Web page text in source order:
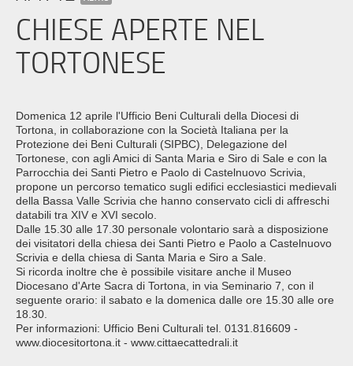
EVENTS
CONTACTS
PRESS
CHIESE APERTE NEL
TORTONESE
Domenica 12 aprile l'Ufficio Beni Culturali della Diocesi di
Tortona, in collaborazione con la Società Italiana per la
Protezione dei Beni Culturali (SIPBC), Delegazione del
Tortonese, con agli Amici di Santa Maria e Siro di Sale e con la
Parrocchia dei Santi Pietro e Paolo di Castelnuovo Scrivia,
propone un percorso tematico sugli edifici ecclesiastici medievali
della Bassa Valle Scrivia che hanno conservato cicli di affreschi
databili tra XIV e XVI secolo.
Dalle 15.30 alle 17.30 personale volontario sarà a disposizione
dei visitatori della chiesa dei Santi Pietro e Paolo a Castelnuovo
Scrivia e della chiesa di Santa Maria e Siro a Sale.
Si ricorda inoltre che è possibile visitare anche il Museo
Diocesano d'Arte Sacra di Tortona, in via Seminario 7, con il
seguente orario: il sabato e la domenica dalle ore 15.30 alle ore
18.30.
Per informazioni: Ufficio Beni Culturali tel. 0131.816609 -
www.diocesitortona.it - www.cittaecattedrali.it